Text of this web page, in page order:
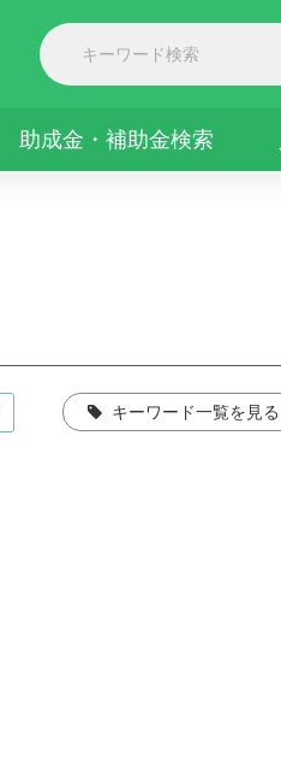
助成金・補助金検索
キーワード一覧を見る